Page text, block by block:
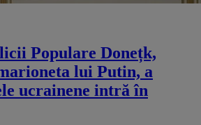
Populare Donețk,
lui Putin, a
ucrainene intră în